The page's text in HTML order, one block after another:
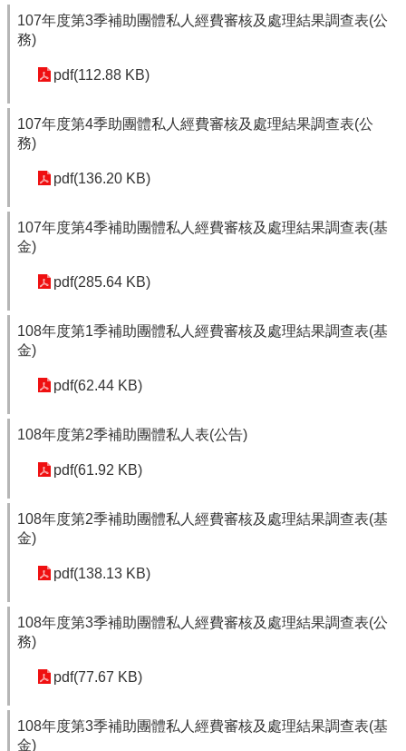
107年度第3季補助團體私人經費審核及處理結果調查表(公
務)
pdf(112.88 KB)
107年度第4季助團體私人經費審核及處理結果調查表(公
務)
pdf(136.20 KB)
107年度第4季補助團體私人經費審核及處理結果調查表(基
金)
pdf(285.64 KB)
108年度第1季補助團體私人經費審核及處理結果調查表(基
金)
pdf(62.44 KB)
108年度第2季補助團體私人表(公告)
pdf(61.92 KB)
108年度第2季補助團體私人經費審核及處理結果調查表(基
金)
pdf(138.13 KB)
108年度第3季補助團體私人經費審核及處理結果調查表(公
務)
pdf(77.67 KB)
108年度第3季補助團體私人經費審核及處理結果調查表(基
金)